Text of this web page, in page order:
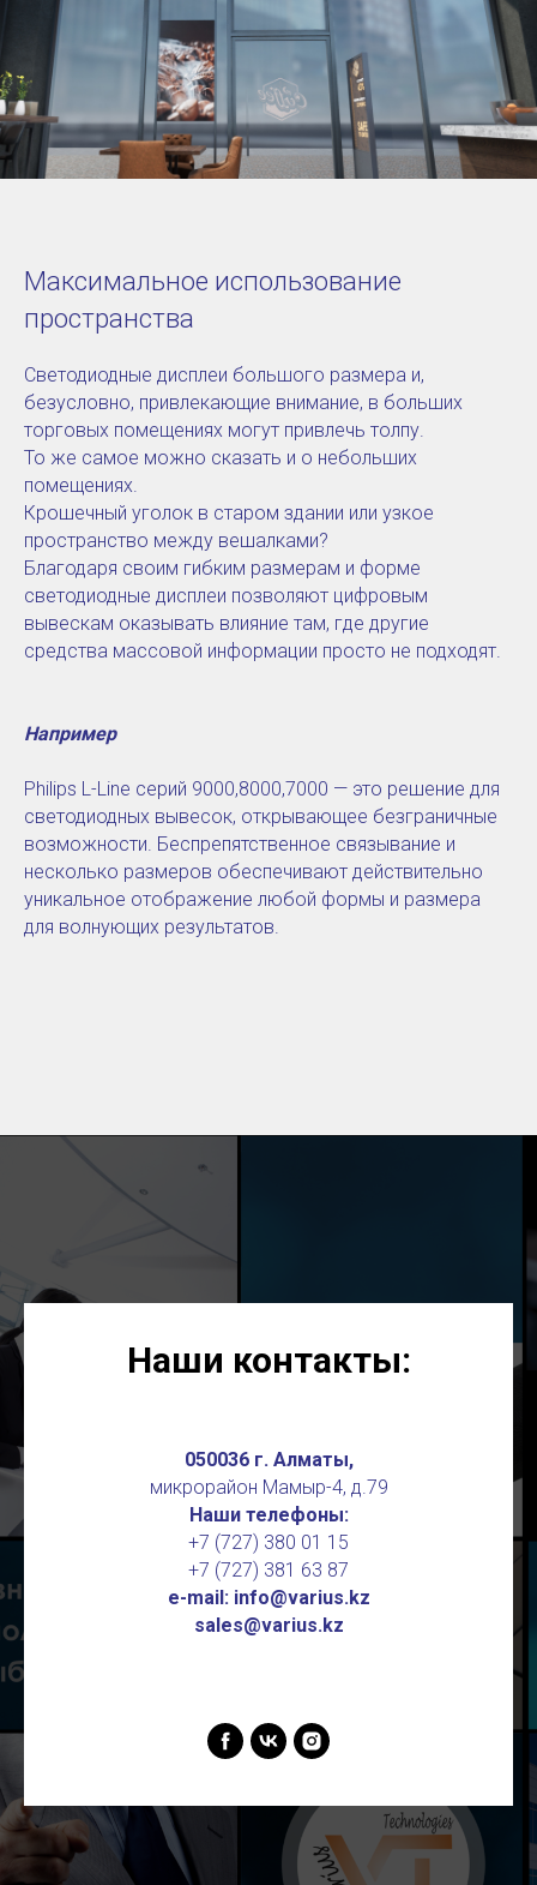
Максимальное использование
пространства
Светодиодные дисплеи большого размера и,
безусловно, привлекающие внимание, в больших
торговых помещениях могут привлечь толпу.
То же самое можно сказать и о небольших
помещениях.
Крошечный уголок в старом здании или узкое
пространство между вешалками?
Благодаря своим гибким размерам и форме
светодиодные дисплеи позволяют цифровым
вывескам оказывать влияние там, где другие
средства массовой информации просто не подходят.
Например
Philips L-Line серий 9000,8000,7000 — это решение для
светодиодных вывесок, открывающее безграничные
возможности. Беспрепятственное связывание и
несколько размеров обеспечивают действительно
уникальное отображение любой формы и размера
для волнующих результатов.
Наши контакты:
050036 г. Алматы,
микрорайон Мамыр-4, д.79
Наши телефоны:
+7 (727) 380 01 15
+7 (727) 381 63 87
e-mail: info@varius.kz
sales@varius.kz